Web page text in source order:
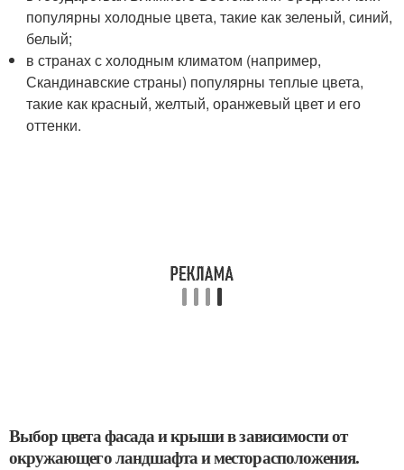
популярны холодные цвета, такие как зеленый, синий,
белый;
в странах с холодным климатом (например,
Скандинавские страны) популярны теплые цвета,
такие как красный, желтый, оранжевый цвет и его
оттенки.
Выбор цвета фасада и крыши в зависимости от
окружающего ландшафта и месторасположения.